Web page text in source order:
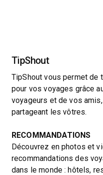
TipShout
TipShout vous permet de
pour vos voyages grâce
voyageurs et de vos
partageant les vôtres.
RECOMMANDATIONS
Découvrez en photos et
recommandations des
dans le monde : hôtels,